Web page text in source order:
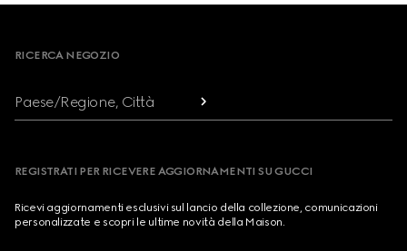
Footer
RICERCA NEGOZIO
Paese/Regione, Città
REGISTRATI PER RICEVERE AGGIORNAMENTI SU GUCCI
Ricevi aggiornamenti esclusivi sul lancio della collezione, comunicazioni
personalizzate e scopri le ultime novità della Maison.